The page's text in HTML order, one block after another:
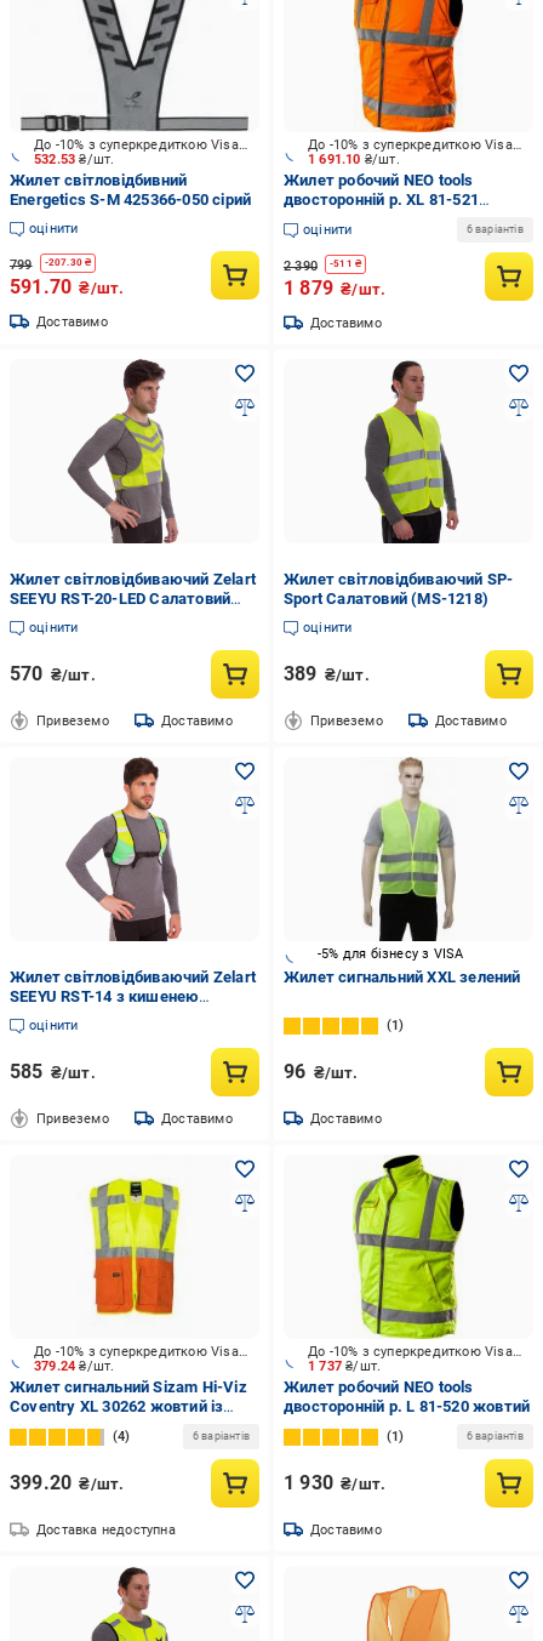
532.53₴/шт.
До -10% з суперкредиткою Visa Вигода
Жилет світловідбивний
Energetics S-M 425366-050 сірий
оцінити
799 -207.30 ₴
591.70 ₴/шт.
Доставимо
1 691.10 ₴/шт.
До -10% з суперкредиткою Visa Вигода
Жилет робочий NEO tools
двосторонній р. XL 81-521
помаранчевий
оцінити 6 варіантів
2 390 -511 ₴
1 879 ₴/шт.
Доставимо
Жилет світловідбиваючий Zelart
SEEYU RST-20-LED Салатовий
(DR012558)
оцінити
570 ₴/шт.
Привеземо Доставимо
Жилет світловідбиваючий SP-
Sport Салатовий (MS-1218)
оцінити
389 ₴/шт.
Привеземо Доставимо
Жилет світловідбиваючий Zelart
SEEYU RST-14 з кишенею
Салатовий/Жовтий (DR012560)
оцінити
585 ₴/шт.
Привеземо Доставимо
-5% для бізнесу з VISA
Жилет сигнальний XXL зелений
1
96 ₴/шт.
Доставимо
379.24₴/шт.
До -10% з суперкредиткою Visa Вигода
Жилет сигнальний Sizam Hi-Viz
Coventry XL 30262 жовтий із
помаранчевим
4 6 варіантів
399.20 ₴/шт.
Доставка недоступна
1 737₴/шт.
До -10% з суперкредиткою Visa Вигода
Жилет робочий NEO tools
двосторонній р. L 81-520 жовтий
1 6 варіантів
1 930 ₴/шт.
Доставимо